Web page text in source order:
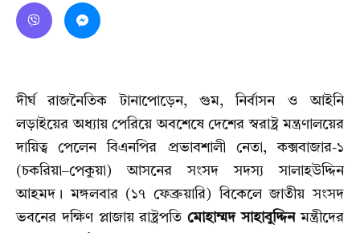
দীর্ঘ রাজনৈতিক টানাপোড়েন, গুম, নির্বাসন ও আইনি
লড়াইয়ের অধ্যায় পেরিয়ে অবশেষে দেশের স্বরাষ্ট্র মন্ত্রণালয়ের
দায়িত্ব পেলেন বিএনপির প্রভাবশালী নেতা, কক্সবাজার-১
(চকরিয়া–পেকুয়া) আসনের সংসদ সদস্য সালাহউদ্দিন
আহমদ। মঙ্গলবার (১৭ ফেব্রুয়ারি) বিকেলে জাতীয় সংসদ
ভবনের দক্ষিণ প্লাজায় রাষ্ট্রপতিমোহাম্মদ সাহাবুদ্দিনমন্ত্রীদের